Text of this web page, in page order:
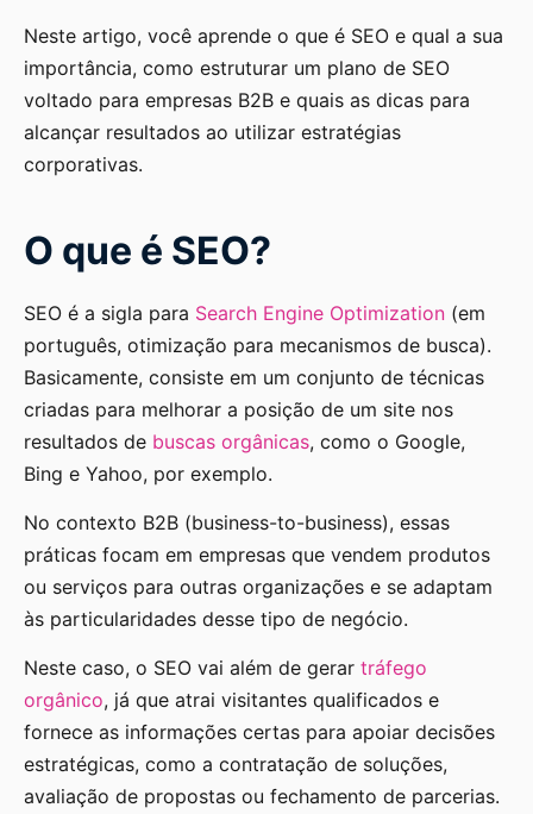
Neste artigo, você aprende o que é SEO e qual a sua
importância, como estruturar um plano de SEO
voltado para empresas B2B e quais as dicas para
alcançar resultados ao utilizar estratégias
corporativas.
O que é SEO?
SEO é a sigla para Search Engine Optimization (em
português, otimização para mecanismos de busca).
Basicamente, consiste em um conjunto de técnicas
criadas para melhorar a posição de um site nos
resultados de buscas orgânicas, como o Google,
Bing e Yahoo, por exemplo.
No contexto B2B (business-to-business), essas
práticas focam em empresas que vendem produtos
ou serviços para outras organizações e se adaptam
às particularidades desse tipo de negócio.
Neste caso, o SEO vai além de gerar tráfego
orgânico, já que atrai visitantes qualificados e
fornece as informações certas para apoiar decisões
estratégicas, como a contratação de soluções,
avaliação de propostas ou fechamento de parcerias.